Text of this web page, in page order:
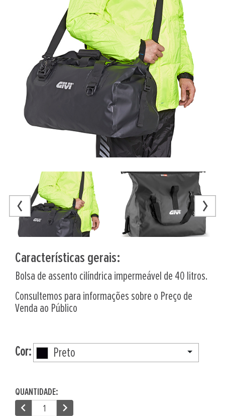
Características gerais:
Bolsa de assento cilíndrica impermeável de 40 litros.
Consultemos para informações sobre o Preço de
Venda ao Público
Cor: Preto
QUANTIDADE:
chevron_left chevron_right